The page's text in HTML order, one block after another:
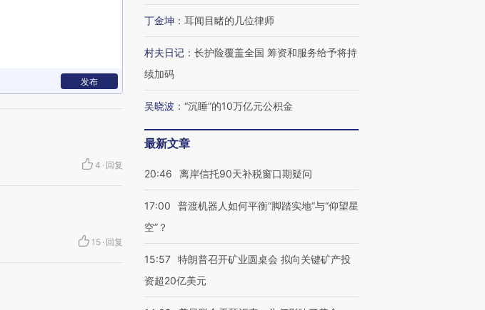
发布
4 · 回复
15 · 回复
丁金坤 ： 耳闻目睹的几位律师
村夫日记 ： 长护险覆盖全国 筹资和服务给予将持
续加码
吴晓波 ： “沉睡”的10万亿元公积金
最新文章
20:46 离岸信托90天补税窗口期疑问
17:00
普渡机器人如何平衡“脚踏实地”与“仰望星
空”？
15:57 特朗普召开矿业圆桌会 拟向关键矿产投
资超20亿美元